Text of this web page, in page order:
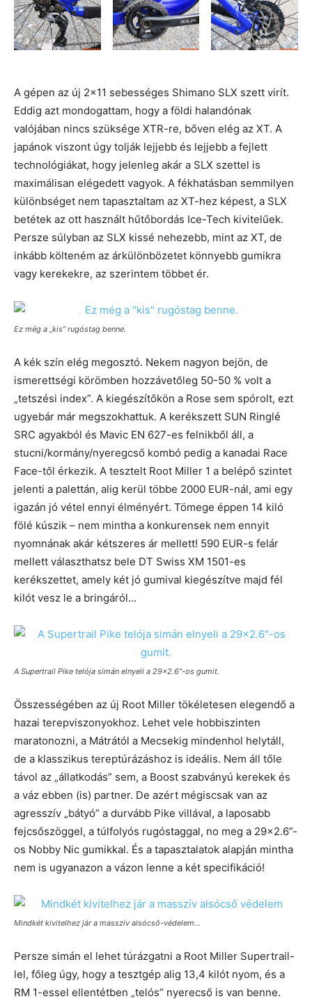
A gépen az új 2×11 sebességes Shimano SLX szett virít.
Eddig azt mondogattam, hogy a földi halandónak
valójában nincs szüksége XTR-re, bőven elég az XT. A
japánok viszont úgy tolják lejjebb és lejjebb a fejlett
technológiákat, hogy jelenleg akár a SLX szettel is
maximálisan elégedett vagyok. A fékhatásban semmilyen
különbséget nem tapasztaltam az XT-hez képest, a SLX
betétek az ott használt hűtőbordás Ice-Tech kivitelűek.
Persze súlyban az SLX kissé nehezebb, mint az XT, de
inkább költeném az árkülönbözetet könnyebb gumikra
vagy kerekekre, az szerintem többet ér.
Ez még a „kis” rugóstag benne.
A kék szín elég megosztó. Nekem nagyon bejön, de
ismerettségi körömben hozzávetőleg 50-50 % volt a
„tetszési index”. A kiegészítőkön a Rose sem spórolt, ezt
ugyebár már megszokhattuk. A kerékszett SUN Ringlé
SRC agyakból és Mavic EN 627-es felnikből áll, a
stucni/kormány/nyeregcső kombó pedig a kanadai Race
Face-től érkezik. A tesztelt Root Miller 1 a belépő szintet
jelenti a palettán, alig kerül többe 2000 EUR-nál, ami egy
igazán jó vétel ennyi élményért. Tömege éppen 14 kiló
fölé kúszik – nem mintha a konkurensek nem ennyit
nyomnának akár kétszeres ár mellett! 590 EUR-s felár
mellett választhatsz bele DT Swiss XM 1501-es
kerékszettet, amely két jó gumival kiegészítve majd fél
kilót vesz le a bringáról…
A Supertrail Pike telója simán elnyeli a 29×2.6″-os gumit.
Összességében az új Root Miller tökéletesen elegendő a
hazai terepviszonyokhoz. Lehet vele hobbiszinten
maratonozni, a Mátrától a Mecsekig mindenhol helytáll,
de a klasszikus tereptúrázáshoz is ideális. Nem áll tőle
távol az „állatkodás” sem, a Boost szabványú kerekek és
a váz ebben (is) partner. De azért mégiscsak van az
agresszív „bátyó” a durvább Pike villával, a laposabb
fejcsőszöggel, a túlfolyós rugóstaggal, no meg a 29×2.6”-
os Nobby Nic gumikkal. És a tapasztalatok alapján mintha
nem is ugyanazon a vázon lenne a két specifikáció!
Mindkét kivitelhez jár a masszív alsócső-védelem…
Persze simán el lehet túrázgatni a Root Miller Supertrail-
lel, főleg úgy, hogy a tesztgép alig 13,4 kilót nyom, és a
RM 1-essel ellentétben „telós” nyerecső is van benne.